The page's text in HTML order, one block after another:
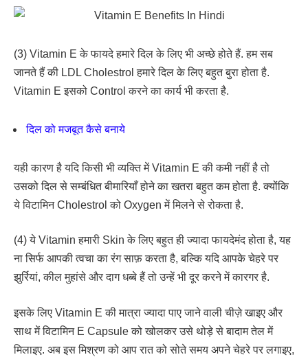
(3) Vitamin E के फायदे हमारे दिल के लिए भी अच्छे होते हैं. हम सब
जानते हैं की LDL Cholestrol हमारे दिल के लिए बहुत बुरा होता है.
Vitamin E इसको Control करने का कार्य भी करता है.
दिल को मजबूत कैसे बनाये
यही कारण है यदि किसी भी व्यक्ति में Vitamin E की कमी नहीं है तो
उसको दिल से सम्बंधित बीमारियाँ होने का खतरा बहुत कम होता है. क्योंकि
ये विटामिन Cholestrol को Oxygen में मिलने से रोकता है.
(4) ये Vitamin हमारी Skin के लिए बहुत ही ज्यादा फायदेमंद होता है, यह
ना सिर्फ आपकी त्वचा का रंग साफ़ करता है, बल्कि यदि आपके चेहरे पर
झुर्रियां, कील मुहांसे और दाग धब्बे हैं तो उन्हें भी दूर करने में कारगर है.
इसके लिए Vitamin E की मात्रा ज्यादा पाए जाने वाली चीज़े खाइए और
साथ में विटामिन E Capsule को खोलकर उसे थोड़े से बादाम तेल में
मिलाइए. अब इस मिश्रण को आप रात को सोते समय अपने चेहरे पर लगाइए,